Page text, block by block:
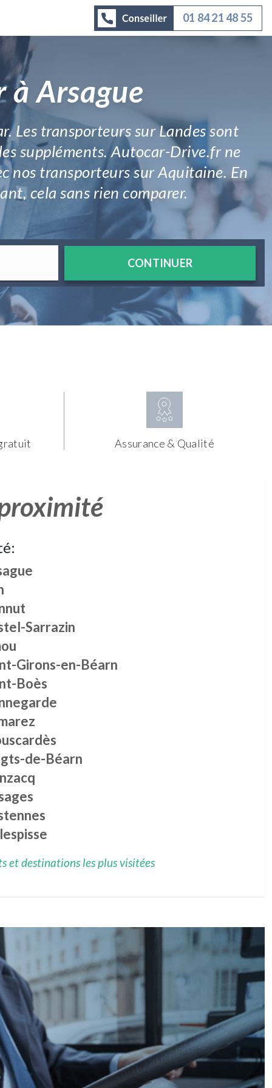
01 84 21 48 55
Arsague
Les transporteurs sur Landes sont
suppléments. Autocar-Drive.fr ne
nos transporteurs sur Aquitaine. En
cela sans rien comparer.
CONTINUER
Assurance & Qualité
Sarrazin
Girons-en-Béarn
Boès
de-Béarn
et destinations les plus visitées